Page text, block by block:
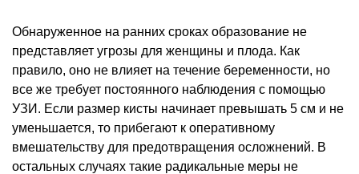
Обнаруженное на ранних сроках образование не
представляет угрозы для женщины и плода. Как
правило, оно не влияет на течение беременности, но
все же требует постоянного наблюдения с помощью
УЗИ. Если размер кисты начинает превышать 5 см и не
уменьшается, то прибегают к оперативному
вмешательству для предотвращения осложнений. В
остальных случаях такие радикальные меры не